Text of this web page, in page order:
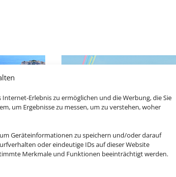
Erlebnis zu ermöglichen und die Werbung, die Sie
um Ergebnisse zu messen, um zu verstehen, woher
Geräteinformationen zu speichern und/oder darauf
oder eindeutige IDs auf dieser Website
Merkmale und Funktionen beeinträchtigt werden.